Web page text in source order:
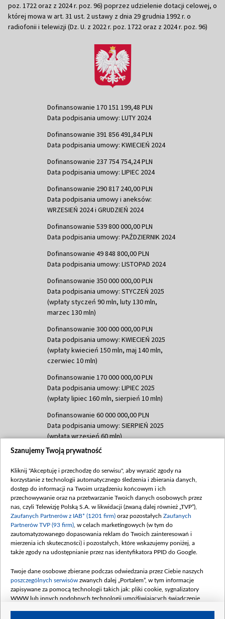
poz. 1722 oraz z 2024 r. poz. 96) poprzez udzielenie dotacji celowej, o
której mowa w art. 31 ust. 2 ustawy z dnia 29 grudnia 1992 r. o
radiofonii i telewizji (Dz. U. z 2022 r. poz. 1722 oraz z 2024 r. poz. 96)
Dofinansowanie 170 151 199,48 PLN
Data podpisania umowy: LUTY 2024
Dofinansowanie 391 856 491,84 PLN
Data podpisania umowy: KWIECIEŃ 2024
Dofinansowanie 237 754 754,24 PLN
Data podpisania umowy: LIPIEC 2024
Dofinansowanie 290 817 240,00 PLN
Data podpisania umowy i aneksów:
WRZESIEŃ 2024 i GRUDZIEŃ 2024
Dofinansowanie 539 800 000,00 PLN
Data podpisania umowy: PAŹDZIERNIK 2024
Dofinansowanie 49 848 800,00 PLN
Data podpisania umowy: LISTOPAD 2024
Dofinansowanie 350 000 000,00 PLN
Data podpisania umowy: STYCZEŃ 2025
(wpłaty styczeń 90 mln, luty 130 mln,
marzec 130 mln)
Dofinansowanie 300 000 000,00 PLN
Data podpisania umowy: KWIECIEŃ 2025
(wpłaty kwiecień 150 mln, maj 140 mln,
czerwiec 10 mln)
Dofinansowanie 170 000 000,00 PLN
Data podpisania umowy: LIPIEC 2025
(wpłaty lipiec 160 mln, sierpień 10 mln)
Dofinansowanie 60 000 000,00 PLN
Data podpisania umowy: SIERPIEŃ 2025
(wpłata wrzesień 60 mln)
Dofinansowanie 635 783 051,21 PLN
(wpłata wrzesień 100 mln, październik 350
mln, listopad 265 mln)
Dofinansowanie 48 862 000,00 PLN
Data podpisania umowy: GRUDZIEŃ 2025
(wpłata grudzień 60,548 mln)
Dofinansowanie 900 000 000,00 PLN
Data podpisania umowy: LUTY 2026 (wpłata
kwiecień 180 mln, 7 maja 180 mln, 8
czerwca 90 mln)
Dofinansowanie 250 000 000,00 PLN
Szanujemy Twoją prywatność
Kliknij "Akceptuję i przechodzę do serwisu", aby wyrazić zgody na
korzystanie z technologii automatycznego śledzenia i zbierania danych,
dostęp do informacji na Twoim urządzeniu końcowym i ich
przechowywanie oraz na przetwarzanie Twoich danych osobowych przez
nas, czyli Telewizję Polską S.A. w likwidacji (zwaną dalej również „TVP”),
Zaufanych Partnerów z IAB* (1201 firm) oraz pozostałych Zaufanych
Partnerów TVP (93 firm) , w celach marketingowych (w tym do
zautomatyzowanego dopasowania reklam do Twoich zainteresowań i
mierzenia ich skuteczności) i pozostałych, które wskazujemy poniżej, a
także zgody na udostępnianie przez nas identyfikatora PPID do Google.
Twoje dane osobowe zbierane podczas odwiedzania przez Ciebie naszych
poszczególnych serwisów zwanych dalej „Portalem”, w tym informacje
zapisywane za pomocą technologii takich jak: pliki cookie, sygnalizatory
WWW lub innych podobnych technologii umożliwiających świadczenie